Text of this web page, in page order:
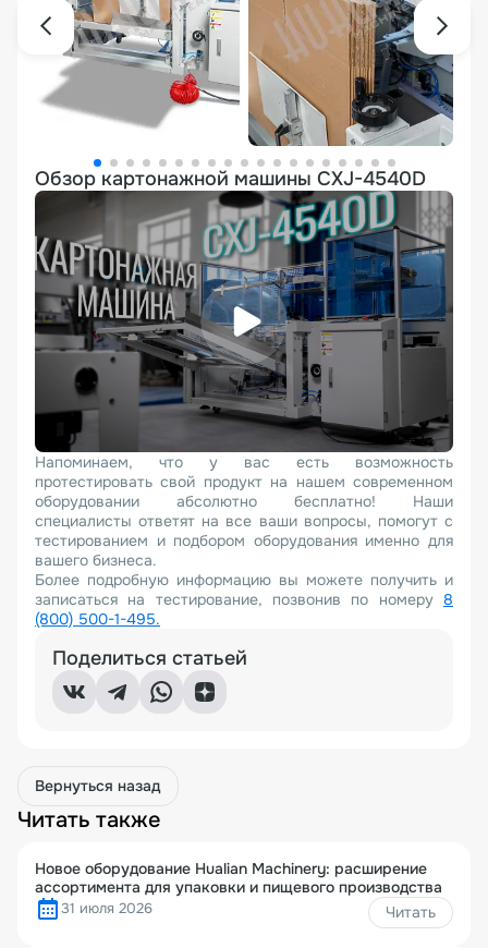
Обзор картонажной машины CXJ-4540D
Напоминаем, что у вас есть возможность
протестировать свой продукт на нашем современном
оборудовании абсолютно бесплатно! Наши
специалисты ответят на все ваши вопросы, помогут с
тестированием и подбором оборудования именно для
вашего бизнеса.
Более подробную информацию вы можете получить и
записаться на тестирование, позвонив по номеру 8
(800) 500-1-495.
Поделиться статьей
Вернуться назад
Читать также
Новое оборудование Hualian Machinery: расширение
ассортимента для упаковки и пищевого производства
31 июля 2026 Читать